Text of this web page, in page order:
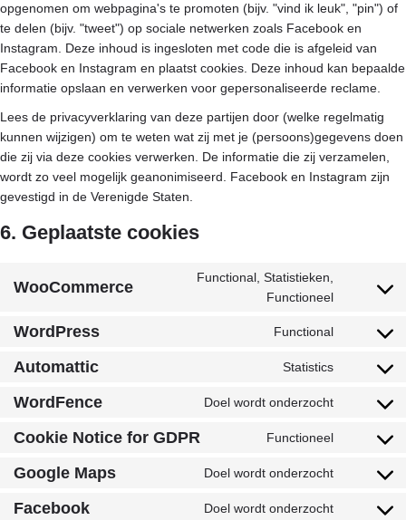
opgenomen om webpagina's te promoten (bijv. "vind ik leuk", "pin") of
te delen (bijv. "tweet") op sociale netwerken zoals Facebook en
Instagram. Deze inhoud is ingesloten met code die is afgeleid van
Facebook en Instagram en plaatst cookies. Deze inhoud kan bepaalde
informatie opslaan en verwerken voor gepersonaliseerde reclame.
Lees de privacyverklaring van deze partijen door (welke regelmatig
kunnen wijzigen) om te weten wat zij met je (persoons)gegevens doen
die zij via deze cookies verwerken. De informatie die zij verzamelen,
wordt zo veel mogelijk geanonimiseerd. Facebook en Instagram zijn
gevestigd in de Verenigde Staten.
6. Geplaatste cookies
WooCommerce
Functional, Statistieken,
Functioneel
WordPress Functional
Automattic Statistics
WordFence Doel wordt onderzocht
Cookie Notice for GDPR Functioneel
Google Maps Doel wordt onderzocht
Facebook Doel wordt onderzocht